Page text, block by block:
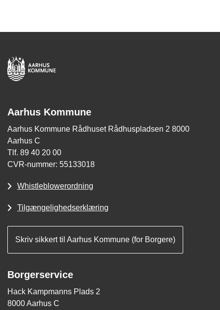
Aarhus Kommune
Aarhus Kommune Rådhuset Rådhuspladsen 2 8000
Aarhus C
Tlf. 89 40 20 00
CVR-nummer: 55133018
Whistleblowerordning
Tilgængelighedserklæring
Skriv sikkert til Aarhus Kommune (for Borgere)
Borgerservice
Hack Kampmanns Plads 2
8000 Aarhus C